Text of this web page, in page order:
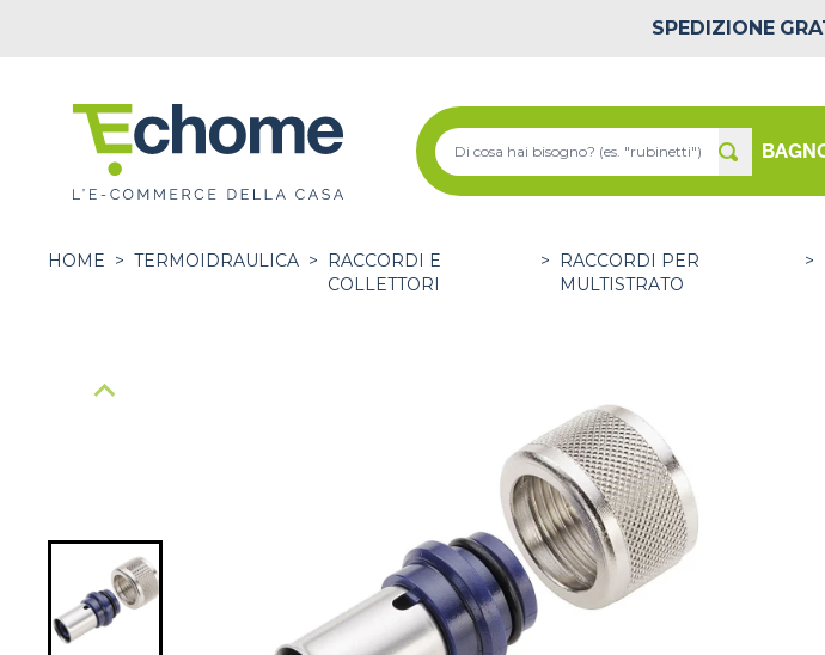
SPEDIZIONE
HOME > TERMOIDRAULICA >
RACCORDI E
COLLETTORI
>
RACCORDI PER
MULTISTRATO
>